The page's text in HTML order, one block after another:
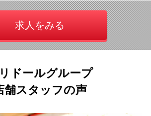
求人をみる
ドールグループ
舗スタッフの声